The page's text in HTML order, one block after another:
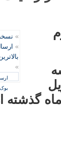
»
»
»
بوک
ماه